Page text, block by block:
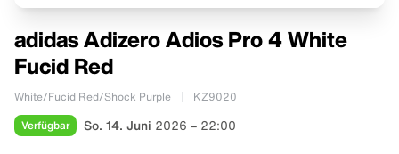
adidas Adizero Adios Pro 4 White
Fucid Red
White/Fucid Red/Shock Purple KZ9020
Verfügbar So. 14. Juni 2026 – 22:00